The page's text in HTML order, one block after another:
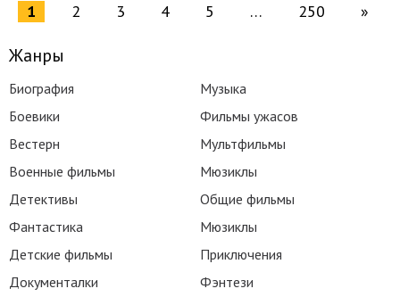
1 2 3 4 5 … 250 »
Жанры
Биография
Боевики
Вестерн
Военные фильмы
Детективы
Фантастика
Детские фильмы
Документалки
Музыка
Фильмы ужасов
Мультфильмы
Мюзиклы
Общие фильмы
Мюзиклы
Приключения
Фэнтези